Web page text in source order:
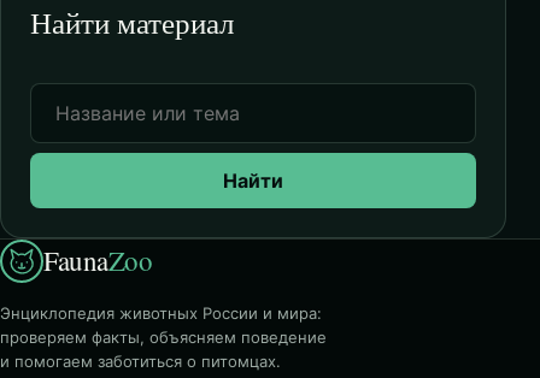
Найти материал
Найти
FaunaZoo
Энциклопедия животных России и мира:
проверяем факты, объясняем поведение
и помогаем заботиться о питомцах.